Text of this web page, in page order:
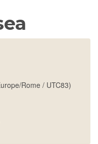
Rome / UTC83)